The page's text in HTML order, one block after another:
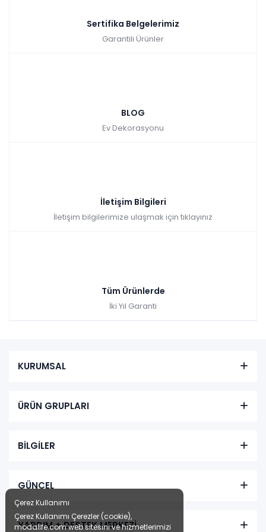
Sertifika Belgelerimiz
Garantili Ürünler
BLOG
Ev Dekorasyonu
İletişim Bilgileri
İletişim bilgilerimize ulaşmak için tıklayınız
Tüm Ürünlerde
İki Yıl Garanti
KURUMSAL
ÜRÜN GRUPLARI
BİLGİLER
GÜNCEL
YARDIM + DESTEK MERKEZİ
Çerez Kullanımı
Çerez Kullanımı Çerezler (cookie),
modalife.com web sitesini ve hizmetlerimizi